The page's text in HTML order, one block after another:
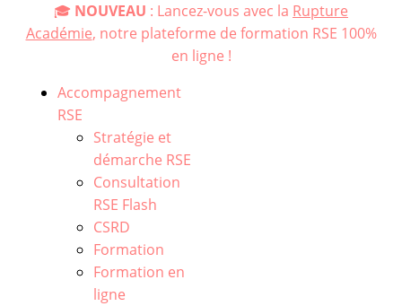
🎓 NOUVEAU : Lancez-vous avec la Rupture
Académie, notre plateforme de formation RSE 100%
en ligne !
Accompagnement
RSE
Stratégie et
démarche RSE
Consultation
RSE Flash
CSRD
Formation
Formation en
ligne